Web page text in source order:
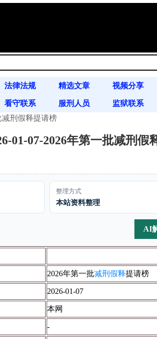
法律法规 精选文章 视频分享
看守联系 服刑人员 监狱联系
案例分析
减刑假释提请榜
01-07-2026年第一批减刑假
整理方式
本站资料整理
AI
2026年第一批减刑假释提请榜
2026-01-07
本网
-